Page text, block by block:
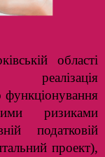
області
ризиками
податковій
проект),